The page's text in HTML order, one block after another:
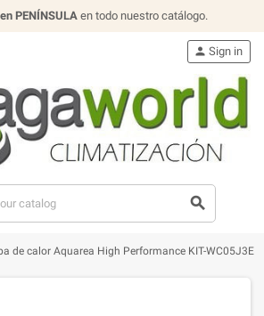
PENÍNSULAen todo nuestro catálogo.
search
person Sign in
de calor Aquarea High Performance KIT-WC05J3E5